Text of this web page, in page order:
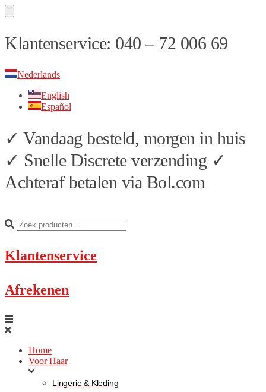
Skip
to
Skip
to
Klantenservice: 040 – 72 006 69
Nederlands
English
Español
✓ Vandaag besteld, morgen in huis
✓ Snelle Discrete verzending ✓
Achteraf betalen via Bol.com
Klantenservice
Afrekenen
Home
Voor Haar
Lingerie & Kleding